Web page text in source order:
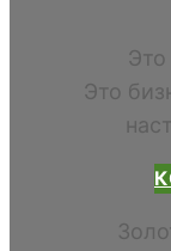
Это